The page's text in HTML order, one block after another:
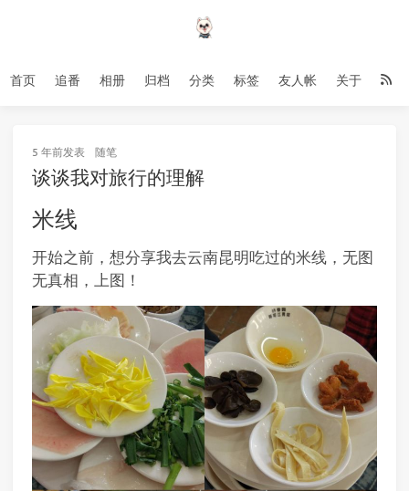
首页 追番 相册 归档 分类 标签 友人帐 关于
5 年前发表 随笔
谈谈我对旅行的理解
米线
开始之前，想分享我去云南昆明吃过的米线，无图
无真相，上图！